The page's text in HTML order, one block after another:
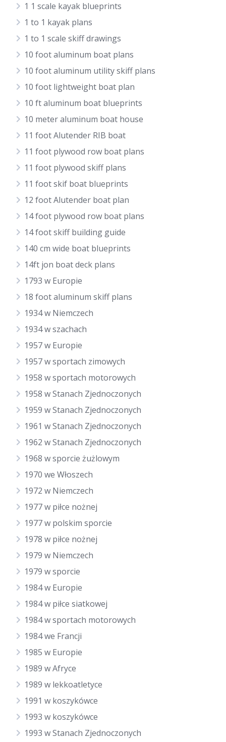
1 1 scale kayak blueprints
1 to 1 kayak plans
1 to 1 scale skiff drawings
10 foot aluminum boat plans
10 foot aluminum utility skiff plans
10 foot lightweight boat plan
10 ft aluminum boat blueprints
10 meter aluminum boat house
11 foot Alutender RIB boat
11 foot plywood row boat plans
11 foot plywood skiff plans
11 foot skif boat blueprints
12 foot Alutender boat plan
14 foot plywood row boat plans
14 foot skiff building guide
140 cm wide boat blueprints
14ft jon boat deck plans
1793 w Europie
18 foot aluminum skiff plans
1934 w Niemczech
1934 w szachach
1957 w Europie
1957 w sportach zimowych
1958 w sportach motorowych
1958 w Stanach Zjednoczonych
1959 w Stanach Zjednoczonych
1961 w Stanach Zjednoczonych
1962 w Stanach Zjednoczonych
1968 w sporcie żużlowym
1970 we Włoszech
1972 w Niemczech
1977 w piłce nożnej
1977 w polskim sporcie
1978 w piłce nożnej
1979 w Niemczech
1979 w sporcie
1984 w Europie
1984 w piłce siatkowej
1984 w sportach motorowych
1984 we Francji
1985 w Europie
1989 w Afryce
1989 w lekkoatletyce
1991 w koszykówce
1993 w koszykówce
1993 w Stanach Zjednoczonych